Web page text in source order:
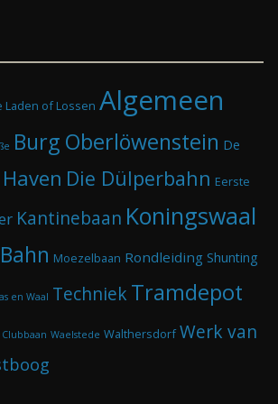
Laden of Lossen Algemeen
Burg Oberlöwenstein De
Die Dülperbahn Eerste
Kantinebaan Koningswaal
Moezelbaan Rondleiding Shunting
en Waal Techniek Tramdepot
Waelstede Walthersdorf Werk van